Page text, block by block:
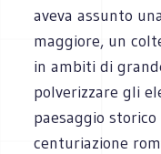
aveva assunto
maggiore, un
in ambiti di
polverizzare gli
paesaggio
centuriazione